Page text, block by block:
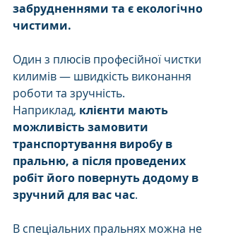
забрудненнями та є екологічно
чистими.
Один з плюсів професійної чистки
килимів — швидкість виконання
роботи та зручність.
Наприклад, клієнти мають
можливість замовити
транспортування виробу в
пральню, а після проведених
робіт його повернуть додому в
зручний для вас час.
В спеціальних пральнях можна не